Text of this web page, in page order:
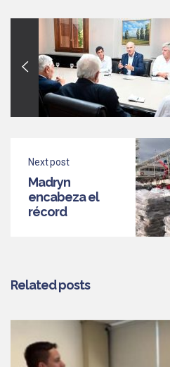
Next post
Madryn
encabeza el
récord
Related posts